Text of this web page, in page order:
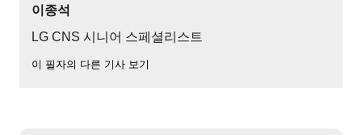
이종석
LG CNS 시니어 스페셜리스트
이 필자의 다른 기사 보기